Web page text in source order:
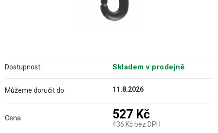
Dostupnost: Skladem v prodejně
Můžeme doručit do: 11.8.2026
Cena 527 Kč
436 Kč bez DPH